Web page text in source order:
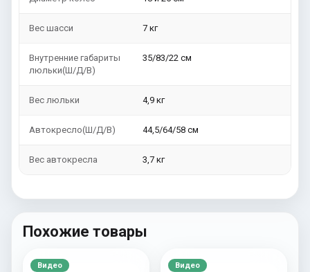
Вес шасси 7 кг
Внутренние габариты
люльки(Ш/Д/В)
35/83/22 см
Вес люльки 4,9 кг
Автокресло(Ш/Д/В) 44,5/64/58 см
Вес автокресла 3,7 кг
Похожие товары
Видео Видео